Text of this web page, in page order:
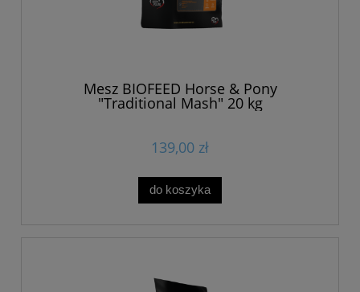
Mesz BIOFEED Horse & Pony
"Traditional Mash" 20 kg
139,00 zł
do koszyka